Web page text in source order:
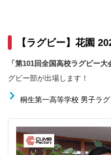
【ラグビー】花園
「第101回全国高校ラグビー大
グビー部が出場します！
桐生第一高等学校 男子ラ